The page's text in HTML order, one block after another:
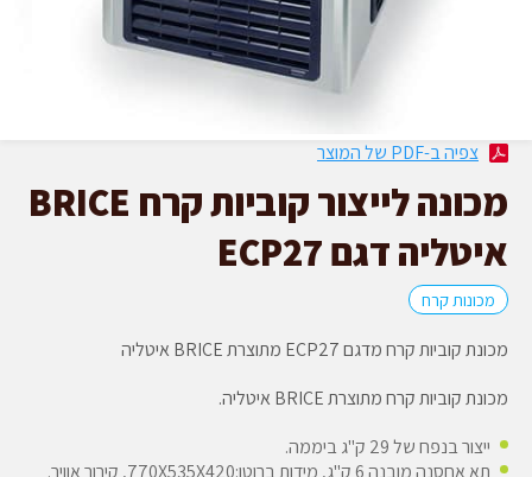
מכונה לייצור קוביות קרח BRICE
איטליה דגם ECP27
מכונות קרח
מכונת קוביות קרח מדגם ECP27 מתוצרת BRICE איטליה
מכונת קוביות קרח מתוצרת BRICE איטליה.
ייצור בנפח של 29 ק"ג ביממה.
תא אחסנה מובנה 6 ק"ג, מידות ברוטו:770X535X420, קירור אוויר.
צפיה ב-PDF של המוצר